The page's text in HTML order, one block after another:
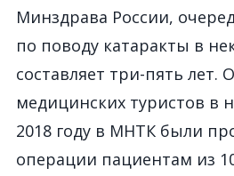
Минздрава России,
по поводу катаракты в
составляет три-пять лет.
медицинских туристов в
2018 году в МНТК были
операции пациентам из